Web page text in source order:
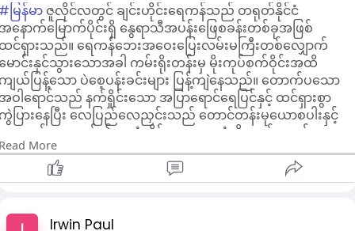
မြန်မာ ဇူလိုင်လတွင် ချင်းဟိုင်းရေကန်သည် တရုတ်နိုင်ငံ
နောက်မြောက်ပိုင်းရှိ နွေရာသီအပန်းဖြေစခန်းတစ်ခုအဖြစ်
င်ရှားသည်။ ရေကန်ဘေးအဝေးပြေးလမ်းမကြီးတစ်လျှောက်
ောင်းနှင်သွားသောအခါ ကမ်းရိုးတန်းမှ မိုးကုပ်စက်ဝိုင်းအထိ
ျယ်ပြန့်သော ပဲစေ့ပန်းခင်းများ ပြန့်ကျဲနေသည်။ တောက်ပသော
ဝါရောင်သည် နက်ရှိုင်းသော အပြာရောင်ရေပြင်နှင့် ထင်ရှားစွာ
ပြားနေပြီး လေပြည်လေညှင်းသည် တောင်တန်းမုယောစပါးနှင့်
ာကက်ထောပတ်၏ နူးညံ့သိမ်မွေ့သော ရနံ့ကို သယ်ဆောင်လာ
ည်။
ကြိုက်များသော ခရီးသွားနေရာများသို့ လူအုပ်ကြီးသွားစရာမလို
မ်းတစ်လျှောက် အခမဲ့ကြည့်ရှုရန်နေရာများထဲမှ တစ်ခုသို့ သွားပါ။
More
Irwin Paul